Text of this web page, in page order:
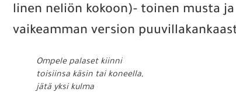
linen neliön kokoon)- toinen musta
vaikeamman version
Ompele palaset kiinni
toisiinsa käsin tai koneella,
jätä yksi kulma